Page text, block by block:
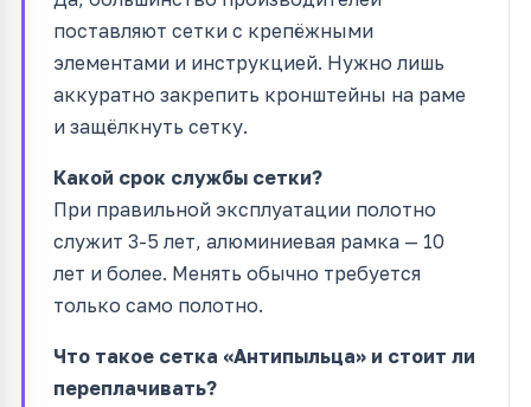
поставляют сетки с крепёжными
элементами и инструкцией. Нужно лишь
аккуратно закрепить кронштейны на раме
и защёлкнуть сетку.
Какой срок службы сетки?
При правильной эксплуатации полотно
служит 3-5 лет, алюминиевая рамка — 10
лет и более. Менять обычно требуется
только само полотно.
Что такое сетка «Антипыльца» и стоит ли
переплачивать?